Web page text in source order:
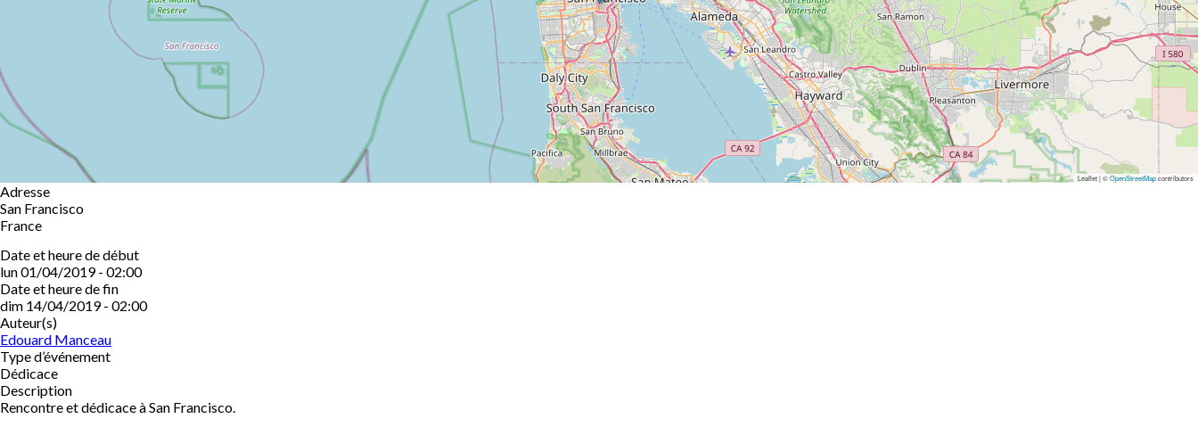
Leaflet | ©OpenStreetMapcontributors
Adresse
San Francisco
France
Date et heure de début
lun 01/04/2019 - 02:00
Date et heure de fin
dim 14/04/2019 - 02:00
Auteur(s)
Edouard Manceau
Type d’événement
Dédicace
Description
Rencontre et dédicace à San Francisco.